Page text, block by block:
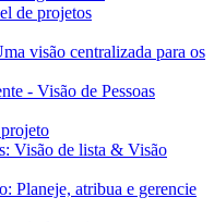
de projetos
visão centralizada para os
- Visão de Pessoas
Visão de lista & Visão
Planeje, atribua e gerencie